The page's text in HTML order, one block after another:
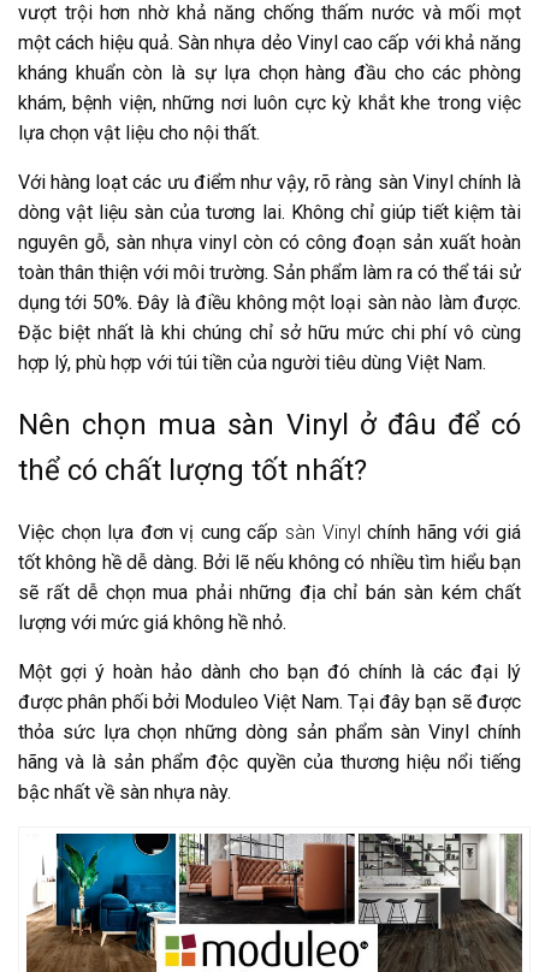
vượt trội hơn nhờ khả năng chống thấm nước và mối mọt
một cách hiệu quả. Sàn nhựa dẻo Vinyl cao cấp với khả năng
kháng khuẩncòn là sự lựa chọn hàng đầu cho các phòng
khám, bệnh viện, những nơi luôn cực kỳ khắt khe trong việc
lựa chọn vật liệu cho nội thất.
Với hàng loạt các ưu điểm như vậy, rõ ràng sàn Vinyl chính là
dòng vật liệu sàn của tương lai. Không chỉ giúp tiết kiệm tài
nguyên gỗ, sàn nhựa vinyl còn có công đoạn sản xuất hoàn
toàn thân thiện với môi trường. Sản phẩm làm ra có thể tái sử
dụng tới 50%. Đây là điều không một loại sàn nào làm được.
Đặc biệt nhất là khi chúng chỉ sở hữu mức chi phí vô cùng
hợp lý, phù hợp với túi tiền của người tiêu dùng Việt Nam.
Nên chọn mua sàn Vinyl ở đâu để có
thể có chất lượng tốt nhất?
Việc chọn lựa đơn vị cung cấpsàn Vinylchính hãng với giá
tốt không hề dễ dàng. Bởi lẽ nếu không có nhiều tìm hiểu bạn
sẽ rất dễ chọn mua phải những địa chỉ bán sàn kém chất
lượng với mức giá không hề nhỏ.
Một gợi ý hoàn hảo dành cho bạn đó chính là các đại lý
được phân phối bởi Moduleo Việt Nam. Tại đây bạn sẽ được
thỏa sức lựa chọn những dòng sản phẩm sàn Vinyl chính
hãng và là sản phẩm độc quyền của thương hiệu nổi tiếng
bậc nhất về sàn nhựa này.